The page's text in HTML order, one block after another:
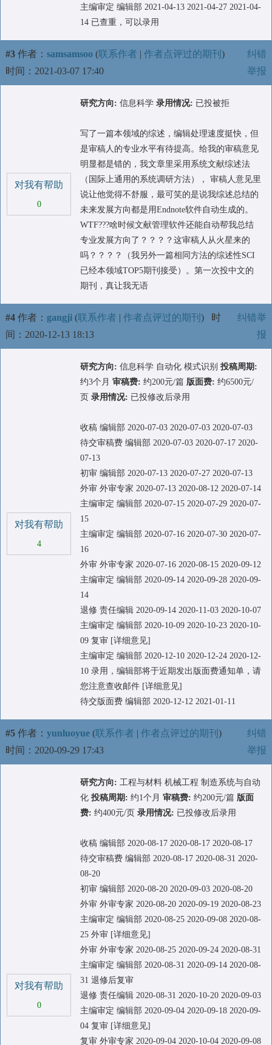
主编审定 编辑部 2021-04-13 2021-04-27 2021-04-
14 已查重，可以录用
#3 作者： samsamsoo (联系作者 | 作者点评过的期刊 )
时间：2021-03-07 17:40
纠错
举报
对我有帮助
0
研究方向: 信息科学 录用情况: 已投被拒
写了一篇本领域的综述，编辑处理速度挺快，但
是审稿人的专业水平有待提高。给我的审稿意见
明显都是错的，我文章里采用系统文献综述法
（国际上通用的系统调研方法）， 审稿人意见里
说让他觉得不舒服，最可笑的是说我综述总结的
未来发展方向都是用Endnote软件自动生成的。
WTF???啥时候文献管理软件还能自动帮我总结
专业发展方向了？？？？这审稿人从火星来的
吗？？？？（我另外一篇相同方法的综述性SCI
已经本领域TOP5期刊接受）。第一次投中文的
期刊，真让我无语
#4 作者： gangji (联系作者 | 作者点评过的期刊 ) 时
间：2020-12-13 18:13
纠错举
报
对我有帮助
4
研究方向: 信息科学 自动化 模式识别 投稿周期:
约3个月 审稿费: 约200元/篇 版面费: 约6500元/
页 录用情况: 已投修改后录用
收稿 编辑部 2020-07-03 2020-07-03 2020-07-03
待交审稿费 编辑部 2020-07-03 2020-07-17 2020-
07-13
初审 编辑部 2020-07-13 2020-07-27 2020-07-13
外审 外审专家 2020-07-13 2020-08-12 2020-07-14
主编审定 编辑部 2020-07-15 2020-07-29 2020-07-
15
主编审定 编辑部 2020-07-16 2020-07-30 2020-07-
16
外审 外审专家 2020-07-16 2020-08-15 2020-09-12
主编审定 编辑部 2020-09-14 2020-09-28 2020-09-
14
退修 责任编辑 2020-09-14 2020-11-03 2020-10-07
主编审定 编辑部 2020-10-09 2020-10-23 2020-10-
09 复审 [详细意见]
主编审定 编辑部 2020-12-10 2020-12-24 2020-12-
10 录用，编辑部将于近期发出版面费通知单，请
您注意查收邮件 [详细意见]
待交版面费 编辑部 2020-12-12 2021-01-11
#5 作者： yunluoyue (联系作者 | 作者点评过的期刊 )
时间：2020-09-29 17:43
纠错
举报
对我有帮助
0
研究方向: 工程与材料 机械工程 制造系统与自动
化 投稿周期: 约1个月 审稿费: 约200元/篇 版面
费: 约400元/页 录用情况: 已投修改后录用
收稿 编辑部 2020-08-17 2020-08-17 2020-08-17
待交审稿费 编辑部 2020-08-17 2020-08-31 2020-
08-20
初审 编辑部 2020-08-20 2020-09-03 2020-08-20
外审 外审专家 2020-08-20 2020-09-19 2020-08-23
主编审定 编辑部 2020-08-25 2020-09-08 2020-08-
25 外审 [详细意见]
外审 外审专家 2020-08-25 2020-09-24 2020-08-31
主编审定 编辑部 2020-08-31 2020-09-14 2020-08-
31 退修后复审
退修 责任编辑 2020-08-31 2020-10-20 2020-09-03
主编审定 编辑部 2020-09-04 2020-09-18 2020-09-
04 复审 [详细意见]
复审 外审专家 2020-09-04 2020-10-04 2020-09-08